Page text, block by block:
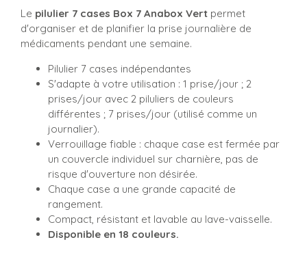
Le pilulier 7 cases Box 7 Anabox Vert permet
d'organiser et de planifier la prise journalière de
médicaments pendant une semaine.
Pilulier 7 cases indépendantes
S'adapte à votre utilisation : 1 prise/jour ; 2
prises/jour avec 2 piluliers de couleurs
différentes ; 7 prises/jour (utilisé comme un
journalier).
Verrouillage fiable : chaque case est fermée par
un couvercle individuel sur charnière, pas de
risque d'ouverture non désirée.
Chaque case a une grande capacité de
rangement.
Compact, résistant et lavable au lave-vaisselle.
Disponible en 18 couleurs.